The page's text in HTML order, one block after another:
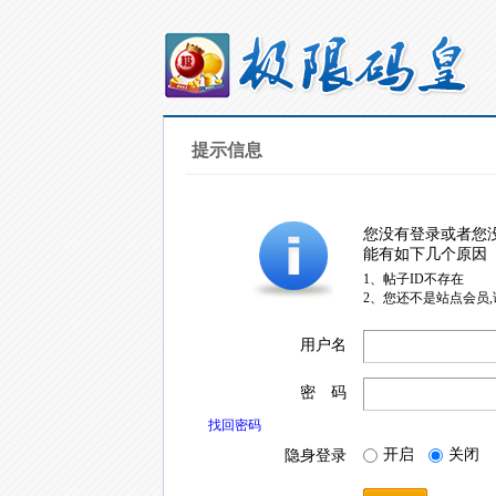
提示信息
您没有登录或者您
能有如下几个原因
1、帖子ID不存在
2、您还不是站点会员
用户名
密 码
找回密码
隐身登录 开启 关闭